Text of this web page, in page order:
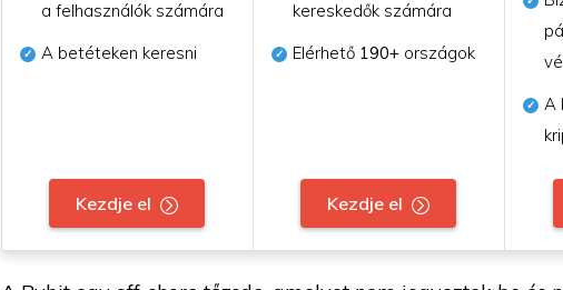
a felhasználók számára
A betéteken keresni
Kezdje el
kereskedők számára
Elérhető 190+országok
Kezdje el
A